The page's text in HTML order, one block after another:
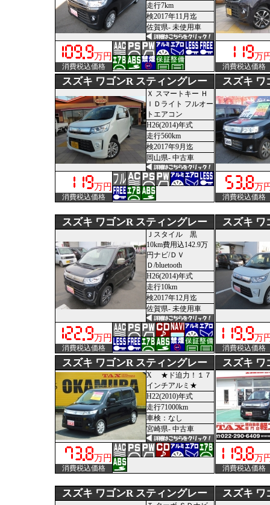
走行7km
検2017年11月迄
佐賀県- 未使用車
万円
消費税込価格
万
消費税込価格
スズキ ワゴンR スティングレー
Ｘ スマートキー Ｈ
ＩＤライト フルオー
トエアコン
H26(2014)年式
走行560km
検2017年9月迄
岡山県- 中古車
万円
消費税込価格
スズキ ワ
万
消費税込価格
スズキ ワゴンR スティングレー
Ｊスタイル 黒
10km費用込142.9万
円ナビ/ＤＶ
Ｄ/bluetooth
H26(2014)年式
走行10km
検2017年12月迄
佐賀県- 未使用車
万円
消費税込価格
スズキ ワ
万
消費税込価格
スズキ ワゴンR スティングレー
X ★ド迫力！１７
インチアルミ★
H22(2010)年式
走行71000km
車検：なし
宮崎県- 中古車
万円
消費税込価格
スズキ ワ
万
消費税込価格
スズキ ワゴンR スティングレー スズキ ワ